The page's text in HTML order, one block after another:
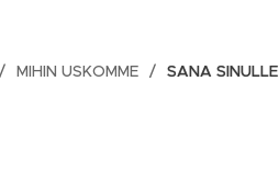
MIHIN USKOMME SANA SINULLE